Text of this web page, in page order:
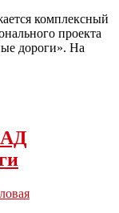
комплексный
проекта
дороги». На